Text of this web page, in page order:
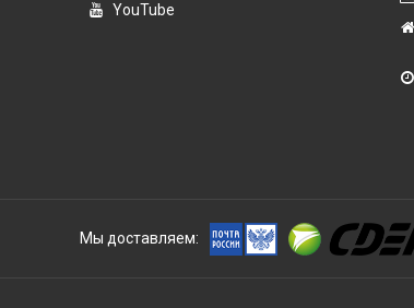
YouTube
Мы доставляем: